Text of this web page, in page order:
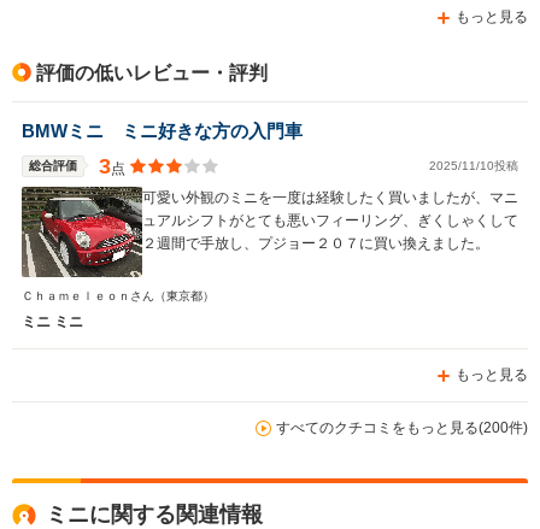
もっと見る
評価の低いレビュー・評判
BMWミニ ミニ好きな方の入門車
総合評価 3点 2025/11/10投稿
可愛い外観のミニを一度は経験したく買いましたが、マニ
ュアルシフトがとても悪いフィーリング、ぎくしゃくして
２週間で手放し、プジョー２０７に買い換えました。
Ｃｈａｍｅｌｅｏｎさん （東京都）
ミニ ミニ
もっと見る
すべてのクチコミをもっと見る(200件)
ミニに関する関連情報